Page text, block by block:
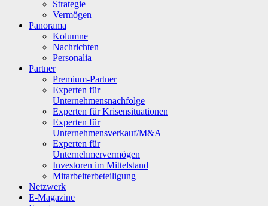
Strategie
Vermögen
Panorama
Kolumne
Nachrichten
Personalia
Partner
Premium-Partner
Experten für
Unternehmensnachfolge
Experten für Krisensituationen
Experten für
Unternehmensverkauf/M&A
Experten für
Unternehmervermögen
Investoren im Mittelstand
Mitarbeiterbeteiligung
Netzwerk
E-Magazine